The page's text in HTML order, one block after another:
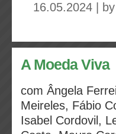
16.05.2024 | by
A Moeda Viva
com Ângela
Meireles, Fábio
Isabel Cordovil,